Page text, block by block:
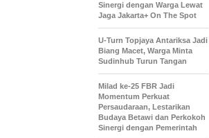
Sinergi dengan Warga Lewat
Jaga Jakarta+ On The Spot
U-Turn Topjaya Antariksa Jadi
Biang Macet, Warga Minta
Sudinhub Turun Tangan
Milad ke-25 FBR Jadi
Momentum Perkuat
Persaudaraan, Lestarikan
Budaya Betawi dan Perkokoh
Sinergi dengan Pemerintah